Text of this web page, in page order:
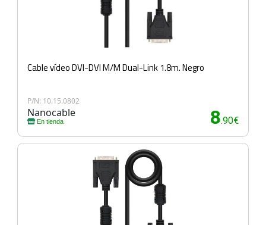
Cable vídeo DVI-DVI M/M Dual-Link 1.8m. Negro
P/N: 10.15.0802
Nanocable
En tienda 8.90€